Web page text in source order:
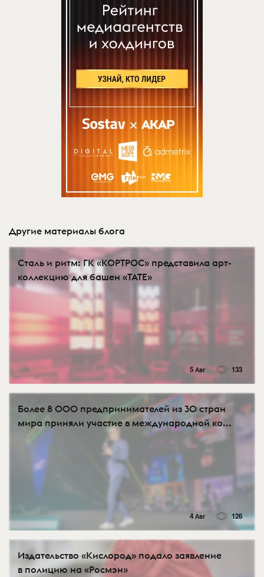
Другие материалы блога
Сталь и ритм: ГК «КОРТРОС» представила арт-
коллекцию для башен «TATE»
5 Авг 133
Более 8 000 предпринимателей из 30 стран
мира приняли участие в международной ко...
4 Авг 126
Издательство «Кислород» подало заявление
в полицию на «Росмэн»